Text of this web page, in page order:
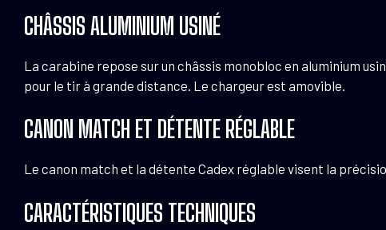
CHÂSSIS ALUMINIUM USINÉ
La carabine repose sur un châssis monobloc en aluminium
pour le tir à grande distance. Le chargeur est amovible.
CANON MATCH ET DÉTENTE RÉGLABLE
Le canon match et la détente Cadex réglable visent la
CARACTÉRISTIQUES TECHNIQUES